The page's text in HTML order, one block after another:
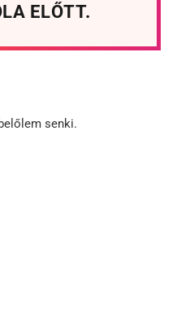
ELŐTT.
senki.